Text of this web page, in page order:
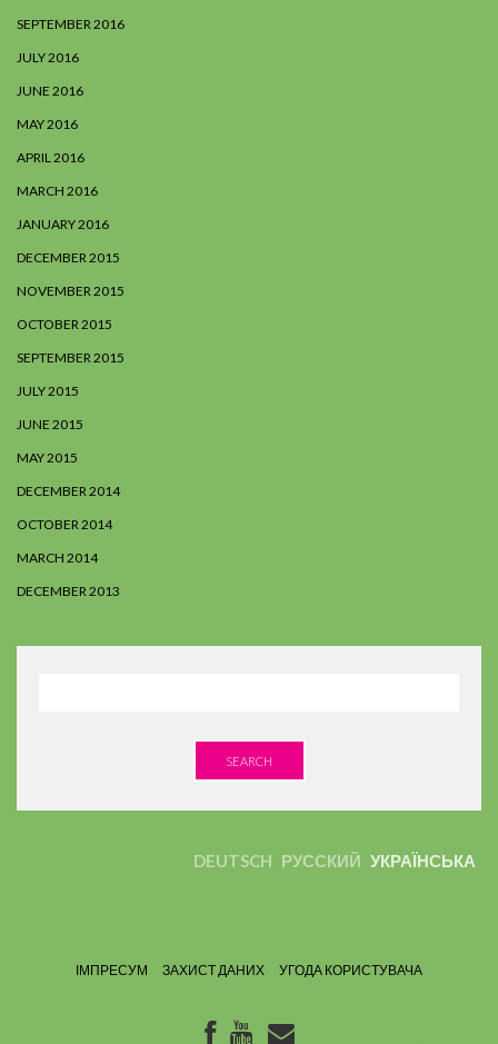
SEPTEMBER 2016
JULY 2016
JUNE 2016
MAY 2016
APRIL 2016
MARCH 2016
JANUARY 2016
DECEMBER 2015
NOVEMBER 2015
OCTOBER 2015
SEPTEMBER 2015
JULY 2015
JUNE 2015
MAY 2015
DECEMBER 2014
OCTOBER 2014
MARCH 2014
DECEMBER 2013
SEARCH
DEUTSCH РУССКИЙ УКРАЇНСЬКА
ІМПРЕСУМ ЗАХИСТ ДАНИХ УГОДА КОРИСТУВАЧА